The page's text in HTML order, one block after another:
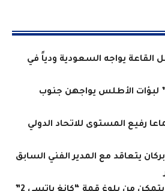
القاعة يواجه السعودية ودياً في
السيدات 2026” لبؤات الأطلس يواجهن جنوب
رفيع المستوى للاتحاد الدولي
يتعاقد مع المدير الفني السابق